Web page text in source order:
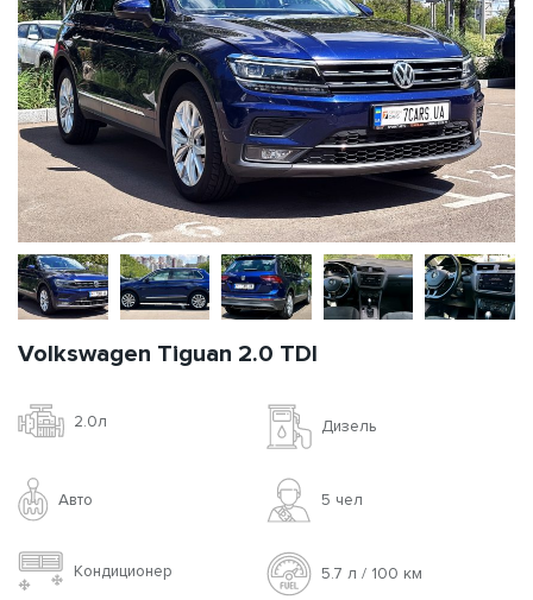
Volkswagen Tiguan 2.0 TDI
2.0л Дизель
Авто 5 чел
Кондиционер 5.7 л / 100 км